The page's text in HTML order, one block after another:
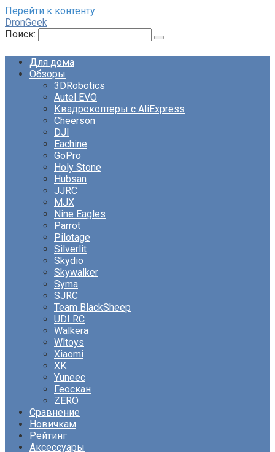
Перейти к контенту
DronGeek
Поиск:
Для дома
Обзоры
3DRobotics
Autel EVO
Квадрокоптеры с AliExpress
Cheerson
DJI
Eachine
GoPro
Holy Stone
Hubsan
JJRC
MJX
Nine Eagles
Parrot
Pilotage
Silverlit
Skydio
Skywalker
Syma
SJRC
Team BlackSheep
UDI RC
Walkera
Wltoys
Xiaomi
XK
Yuneec
Геоскан
ZERO
Сравнение
Новичкам
Рейтинг
Аксессуары